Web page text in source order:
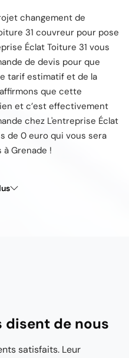
changement de
31 couvreur pour pose
Éclat Toiture 31 vous
de devis pour que
tarif estimatif et de la
que cette
et c’est effectivement
chez L'entreprise Éclat
de 0 euro qui vous sera
Grenade !
disent de nous
satisfaits. Leur